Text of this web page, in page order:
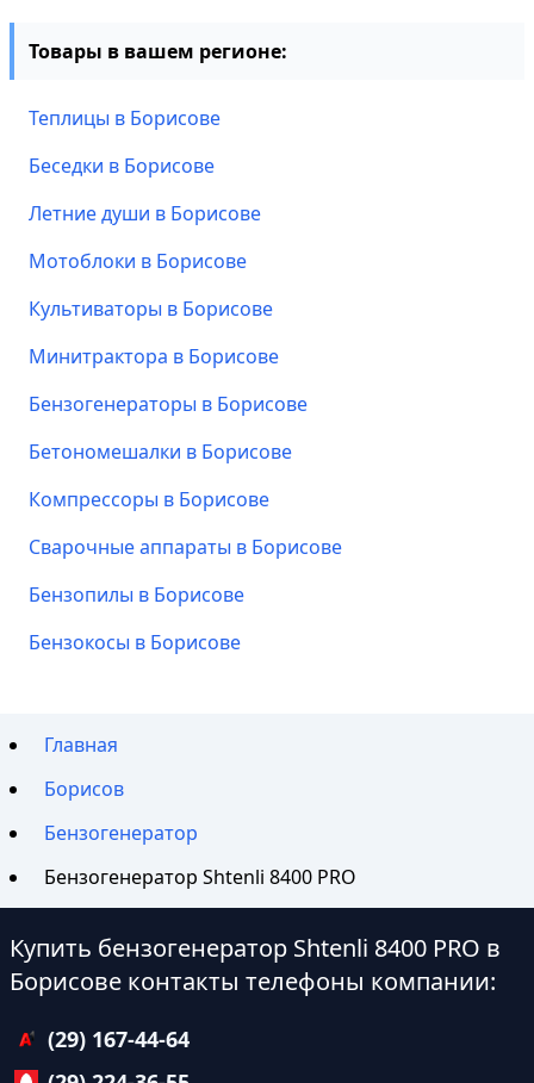
Товары в вашем регионе:
Теплицы в Борисове
Беседки в Борисове
Летние души в Борисове
Мотоблоки в Борисове
Культиваторы в Борисове
Минитрактора в Борисове
Бензогенераторы в Борисове
Бетономешалки в Борисове
Компрессоры в Борисове
Сварочные аппараты в Борисове
Бензопилы в Борисове
Бензокосы в Борисове
Главная
Борисов
Бензогенератор
Бензогенератор Shtenli 8400 PRO
Купить бензогенератор Shtenli 8400 PRO в
Борисове контакты телефоны компании:
(29) 167-44-64